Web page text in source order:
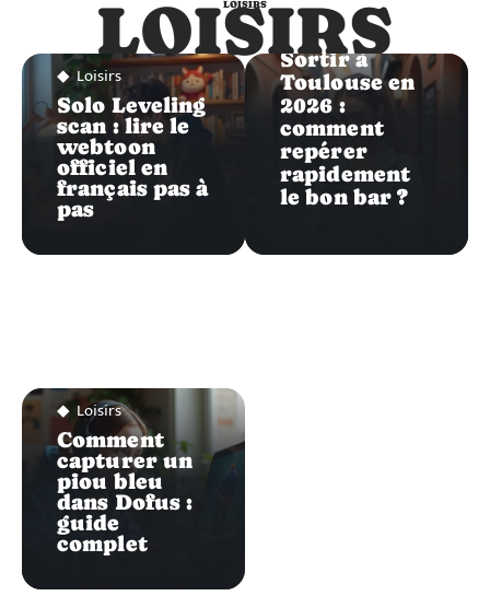
LOISIRS
LOISIRS
Loisirs
Solo Leveling
scan : lire le
webtoon
officiel en
français pas à
pas
Loisirs
Comment
capturer un
piou bleu
dans Dofus :
guide
complet
Loisirs
Sortir à
Toulouse en
2026 :
comment
repérer
rapidement
le bon bar ?